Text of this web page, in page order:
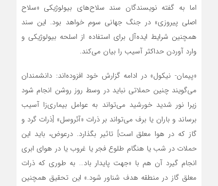
اما به گفته نویسندگان سند سلاح‌های بیولوژیکی «سلاح
اصلی پیروزی» در جنگ جهانی سوم خواهد بود. این سند
همچنین شرایط ایده‌آل برای استفاده از اسلحه بیولوژیکی و
وارد آوردن حداکثر آسیب را بیان می‌کند.
«پیمان- نیکول» در ادامه گزارش خود افزوده‌اند: دانشمندان
می‌گویند چنین حملاتی نباید در وسط روز روشن انجام شود
زیرا نور شدید خورشید می‌تواند به عوامل بیماری‌زا آسیب
برساند و باران یا برف می‌تواند بر ذرات «آئروسل» [ذرات گرد و
گاز که در هوا معلق است] تاثیر بگذارد. درعوض، باید این
حملات در شب یا هنگام طلوع فجر یا غروب یا در هوای ابری
انجام گیرد آن هم با «جهت پایدار باد… به طوری که ذرات
معلق گاز در منطقه هدف شناور شود.» این تحقیق همچنین